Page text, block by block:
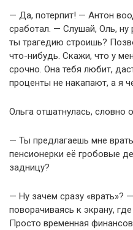
— Да, потерпит! — Антон
сработал. — Слушай, Оль, ну
ты трагедию строишь?
что-нибудь. Скажи, что у
срочно. Она тебя любит,
проценты не накапают, а я
Ольга отшатнулась, словно
— Ты предлагаешь мне
пенсионерки её гробовые
задницу?
— Ну зачем сразу «врать»?
поворачиваясь к экрану,
Просто временная